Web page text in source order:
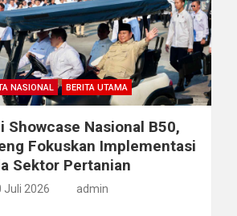
NASIONAL BERITA UTAMA
Showcase Nasional B50,
Fokuskan Implementasi
Sektor Pertanian
Juli 2026 admin